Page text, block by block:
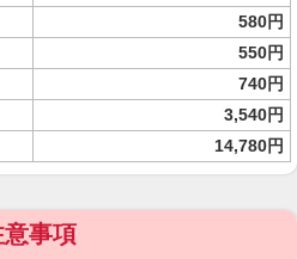
580円
550円
740円
3,540円
14,780円
意事項